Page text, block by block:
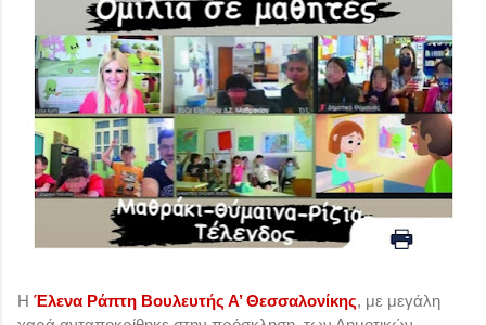
Η Έλενα Ράπτη Bουλευτής Α’ Θεσσαλονίκης, με μεγάλη